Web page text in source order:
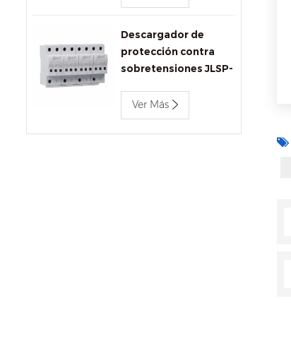
Descargador de
protección contra
sobretensiones JLSP-
Ver Más